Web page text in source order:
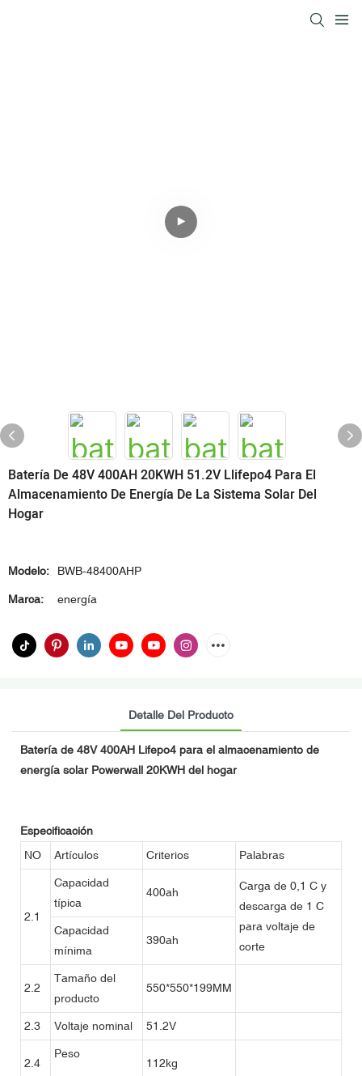
Batería De 48V 400AH 20KWH 51.2V Llifepo4 Para El
Almacenamiento De Energía De La Sistema Solar Del
Hogar
Modelo: BWB-48400AHP
Marca: energía
Detalle Del Producto
Batería de 48V 400AH Lifepo4 para el almacenamiento de
energía solar Powerwall 20KWH del hogar
Especificación
NO
Artículos Criterios Palabras
2.1
Capacidad
típica
400ah
Carga de 0,1 C y
descarga de 1 C
para voltaje de
corte
Capacidad
mínima
390ah
2.2
Tamaño del
producto
550*550*199MM
2.3 Voltaje nominal 51.2V
2.4
Peso
112kg